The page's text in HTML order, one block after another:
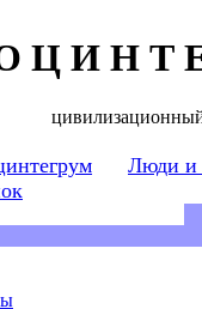
Ц И Н Т
Люди и